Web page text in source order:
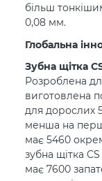
більш
0,08 мм.
Глобальна
Зубна щітка
Розроблена
виготовлена
для дорослих
менша на
має 5460
зубна щітка
має 7600